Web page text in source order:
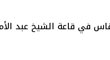
في قاعة الشيخ عبد